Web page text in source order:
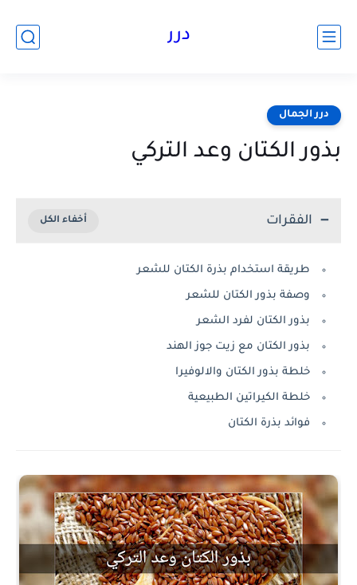
درر
درر الجمال
بذور الكتان وعد التركي
الفقرات
طريقة استخدام بذرة الكتان للشعر
وصفة بذور الكتان للشعر
بذور الكتان لفرد الشعر
بذور الكتان مع زيت جوز الهند
خلطة بذور الكتان والالوفيرا
خلطة الكيراتين الطبيعية
فوائد بذرة الكتان